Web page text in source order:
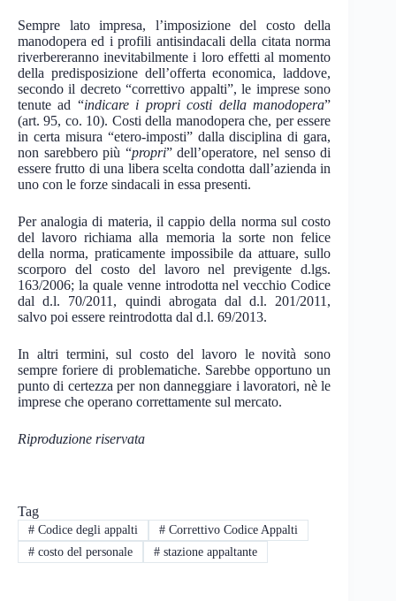
Sempre lato impresa, l’imposizione del costo della
manodopera ed i profili antisindacali della citata norma
riverbereranno inevitabilmente i loro effetti al momento
della predisposizione dell’offerta economica, laddove,
secondo il decreto “correttivo appalti”, le imprese sono
tenute ad “indicare i propri costi della manodopera”
(art. 95, co. 10). Costi della manodopera che, per essere
in certa misura “etero-imposti” dalla disciplina di gara,
non sarebbero più “propri” dell’operatore, nel senso di
essere frutto di una libera scelta condotta dall’azienda in
uno con le forze sindacali in essa presenti.
Per analogia di materia, il cappio della norma sul costo
del lavoro richiama alla memoria la sorte non felice
della norma, praticamente impossibile da attuare, sullo
scorporo del costo del lavoro nel previgente d.lgs.
163/2006; la quale venne introdotta nel vecchio Codice
dal d.l. 70/2011, quindi abrogata dal d.l. 201/2011,
salvo poi essere reintrodotta dal d.l. 69/2013.
In altri termini, sul costo del lavoro le novità sono
sempre foriere di problematiche. Sarebbe opportuno un
punto di certezza per non danneggiare i lavoratori, nè le
imprese che operano correttamente sul mercato.
Riproduzione riservata
Tag
#Codice degli appalti #Correttivo Codice Appalti
#costo del personale #stazione appaltante